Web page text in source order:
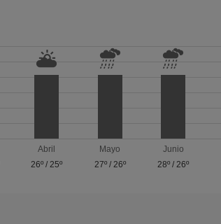
Abril
26º / 25º
Mayo
27º/ 26º
Junio
28º / 26º